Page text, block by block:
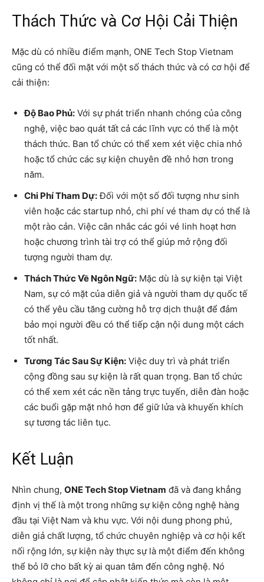
Thách Thức và Cơ Hội Cải Thiện
Mặc dù có nhiều điểm mạnh, ONE Tech Stop Vietnam
cũng có thể đối mặt với một số thách thức và có cơ hội để
cải thiện:
Độ Bao Phủ: Với sự phát triển nhanh chóng của công
nghệ, việc bao quát tất cả các lĩnh vực có thể là một
thách thức. Ban tổ chức có thể xem xét việc chia nhỏ
hoặc tổ chức các sự kiện chuyên đề nhỏ hơn trong
năm.
Chi Phí Tham Dự:Đối với một số đối tượng như sinh
viên hoặc các startup nhỏ, chi phí vé tham dự có thể là
một rào cản. Việc cân nhắc các gói vé linh hoạt hơn
hoặc chương trình tài trợ có thể giúp mở rộng đối
tượng người tham dự.
Thách Thức Về Ngôn Ngữ: Mặc dù là sự kiện tại Việt
Nam, sự có mặt của diễn giả và người tham dự quốc tế
có thể yêu cầu tăng cường hỗ trợ dịch thuật để đảm
bảo mọi người đều có thể tiếp cận nội dung một cách
tốt nhất.
Tương Tác Sau Sự Kiện: Việc duy trì và phát triển
cộng đồng sau sự kiện là rất quan trọng. Ban tổ chức
có thể xem xét các nền tảng trực tuyến, diễn đàn hoặc
các buổi gặp mặt nhỏ hơn để giữ lửa và khuyến khích
sự tương tác liên tục.
Kết Luận
Nhìn chung, ONE Tech Stop Vietnam đã và đang khẳng
định vị thế là một trong những sự kiện công nghệ hàng
đầu tại Việt Nam và khu vực. Với nội dung phong phú,
diễn giả chất lượng, tổ chức chuyên nghiệp và cơ hội kết
nối rộng lớn, sự kiện này thực sự là một điểm đến không
thể bỏ lỡ cho bất kỳ ai quan tâm đến công nghệ. Nó